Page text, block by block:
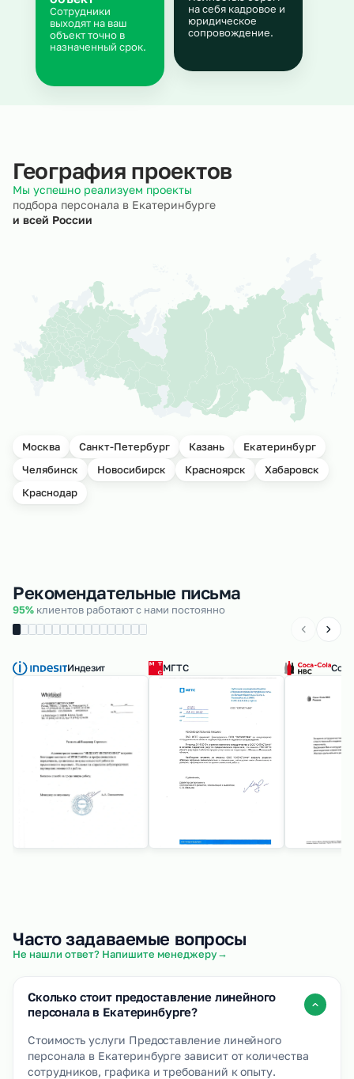
на себя кадровое и
юридическое
сопровождение.
Сотрудники
выходят на ваш
объект точно в
назначенный срок.
География проектов
Мы успешно реализуем проекты
подбора персонала в Екатеринбурге
и всей России
Москва Санкт-Петербург Казань
Екатеринбург
Челябинск
Новосибирск Красноярск
Хабаровск
Краснодар
Рекомендательные письма
95% клиентов работают с нами постоянно
Индезит МГТС
Часто задаваемые вопросы
Не нашли ответ? Напишите менеджеру→
Сколько стоит предоставление линейного
персонала в Екатеринбурге?
Стоимость услуги Предоставление линейного
персонала в Екатеринбурге зависит от количества
сотрудников, графика и требований к опыту.